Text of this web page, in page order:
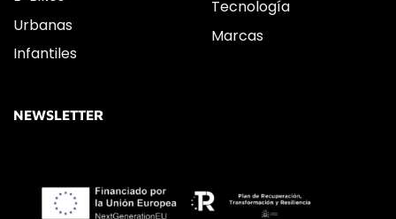
Urbanas
Infantiles
Tecnología
Marcas
NEWSLETTER